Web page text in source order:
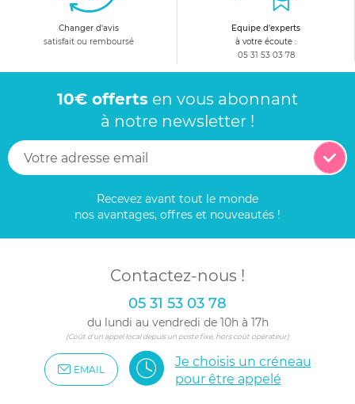
Changer d'avis
satisfait ou remboursé
Equipe d'experts
à votre écoute :
05 31 53 03 78
10€ offerts en vous abonnant
à notre newsletter !
Recevez avant tout le monde
nos avantages, offres et nouveautés !
Contactez-nous !
05 31 53 03 78
du lundi au vendredi de 10h à 17h
(Coût d'un appel local depuis un poste fixe, hors coût opérateur)
EMAIL
Je choisis un créneau
pour être appelé